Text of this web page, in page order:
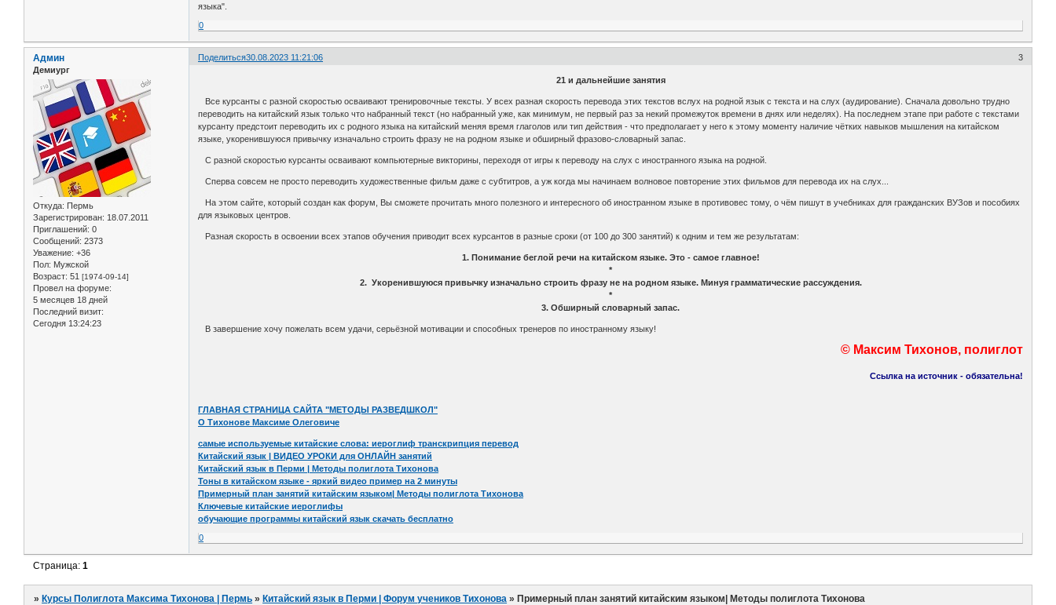
языка".
0
Поделиться 3
30.08.2023 11:21:06
Админ
Демиург
Откуда: Пермь
Зарегистрирован: 18.07.2011
Приглашений: 0
Сообщений: 2373
Уважение: +36
Пол: Мужской
Возраст: 51 [1974-09-14]
Провел на форуме:
5 месяцев 18 дней
Последний визит:
Сегодня 13:24:23
21 и дальнейшие занятия
Все курсанты с разной скоростью осваивают тренировочные тексты. У всех разная скорость перевода этих текстов вслух на родной язык с текста и на слух (аудирование). Сначала довольно трудно
переводить на китайский язык только что набранный текст (но набранный уже, как минимум, не первый раз за некий промежуток времени в днях или неделях). На последнем этапе при работе с текстами
курсанту предстоит переводить их с родного языка на китайский меняя время глаголов или тип действия - что предполагает у него к этому моменту наличие чётких навыков мышления на китайском
языке, укоренившуюся привычку изначально строить фразу не на родном языке и обширный фразово-словарный запас.
С разной скоростью курсанты осваивают компьютерные викторины, переходя от игры к переводу на слух с иностранного языка на родной.
Сперва совсем не просто переводить художественные фильм даже с субтитров, а уж когда мы начинаем волновое повторение этих фильмов для перевода их на слух...
На этом сайте, который создан как форум, Вы сможете прочитать много полезного и интересного об иностранном языке в противовес тому, о чём пишут в учебниках для гражданских ВУЗов и пособиях
для языковых центров.
Разная скорость в освоении всех этапов обучения приводит всех курсантов в разные сроки (от 100 до 300 занятий) к одним и тем же результатам:
1. Понимание беглой речи на китайском языке. Это - самое главное!
*
2. Укоренившуюся привычку изначально строить фразу не на родном языке. Минуя грамматические рассуждения.
*
3. Обширный словарный запас.
В завершение хочу пожелать всем удачи, серьёзной мотивации и способных тренеров по иностранному языку!
© Максим Тихонов, полиглот
Ссылка на источник - обязательна!
ГЛАВНАЯ СТРАНИЦА САЙТА "МЕТОДЫ РАЗВЕДШКОЛ"
О Тихонове Максиме Олеговиче
самые используемые китайские слова: иероглиф транскрипция перевод
Китайский язык | ВИДЕО УРОКИ для ОНЛАЙН занятий
Китайский язык в Перми | Методы полиглота Тихонова
Тоны в китайском языке - яркий видео пример на 2 минуты
Примерный план занятий китайским языком| Методы полиглота Тихонова
Ключевые китайские иероглифы
обучающие программы китайский язык скачать бесплатно
0
Страница:1
»Курсы Полиглота Максима Тихонова | Пермь »Китайский язык в Перми | Форум учеников Тихонова »Примерный план занятий китайским языком| Методы полиглота Тихонова